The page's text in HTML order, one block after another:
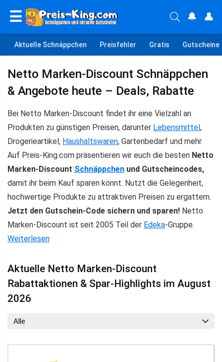
☰ 🔔 👤
Aktuelle Schnäppchen Preisfehler Gratis Gutscheine
Netto Marken-Discount Schnäppchen
& Angebote heute – Deals, Rabatte
Bei Netto Marken-Discount findet ihr eine Vielzahl an
Produkten zu günstigen Preisen, darunter Lebensmittel,
Drogerieartikel, Haushaltswaren, Gartenbedarf und mehr.
Auf Preis-King.com präsentieren wir euch die besten Netto
Marken-Discount Schnäppchen und Gutscheincodes,
damit ihr beim Kauf sparen könnt. Nutzt die Gelegenheit,
hochwertige Produkte zu attraktiven Preisen zu ergattern.
Jetzt den Gutschein-Code sichern und sparen! Netto
Marken-Discount ist seit 2005 Teil der Edeka-Gruppe.
Weiterlesen
Aktuelle Netto Marken-Discount
Rabattaktionen & Spar-Highlights im August
2026
Alle